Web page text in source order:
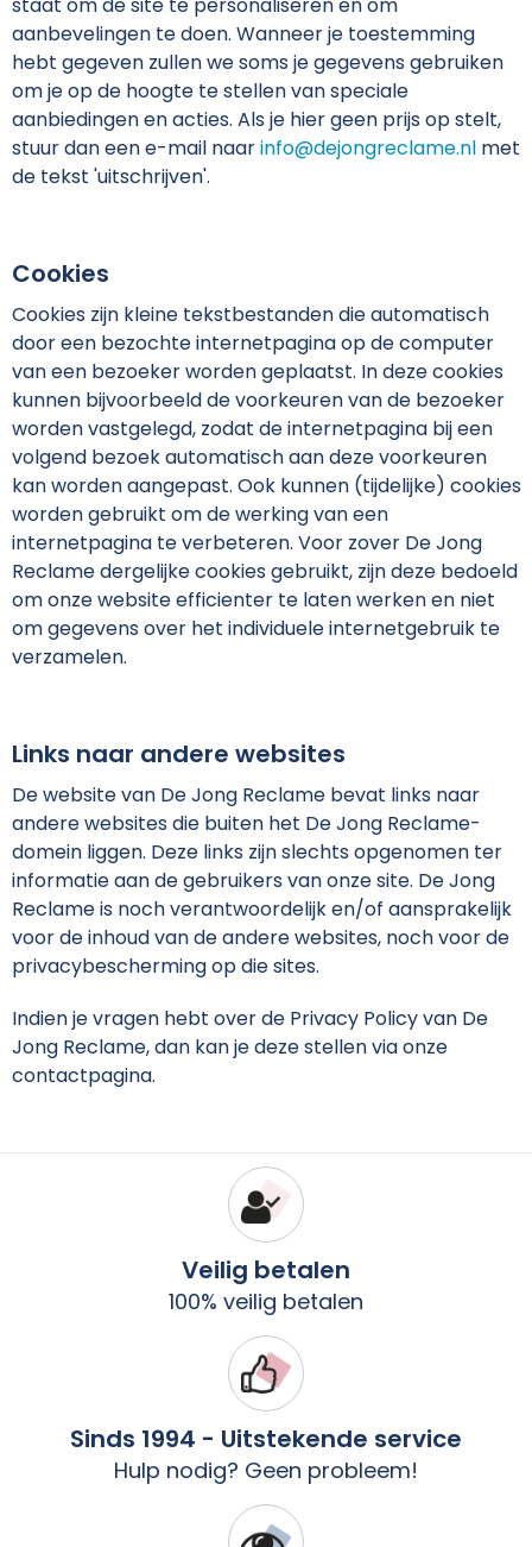
aanbevelingen te doen. Wanneer je toestemming
hebt gegeven zullen we soms je gegevens gebruiken
om je op de hoogte te stellen van speciale
aanbiedingen en acties. Als je hier geen prijs op stelt,
stuur dan een e-mail naarinfo@dejongreclame.nlmet
de tekst 'uitschrijven'.
Cookies
Cookies zijn kleine tekstbestanden die automatisch
door een bezochte internetpagina op de computer
van een bezoeker worden geplaatst. In deze cookies
kunnen bijvoorbeeld de voorkeuren van de bezoeker
worden vastgelegd, zodat de internetpagina bij een
volgend bezoek automatisch aan deze voorkeuren
kan worden aangepast. Ook kunnen (tijdelijke) cookies
worden gebruikt om de werking van een
internetpagina te verbeteren. Voor zover De Jong
Reclame dergelijke cookies gebruikt, zijn deze bedoeld
om onze website efficienter te laten werken en niet
om gegevens over het individuele internetgebruik te
verzamelen.
Links naar andere websites
De website van De Jong Reclame bevat links naar
andere websites die buiten het De Jong Reclame-
domein liggen. Deze links zijn slechts opgenomen ter
informatie aan de gebruikers van onze site. De Jong
Reclame is noch verantwoordelijk en/of aansprakelijk
voor de inhoud van de andere websites, noch voor de
privacybescherming op die sites.
Indien je vragen hebt over de Privacy Policy van De
Jong Reclame, dan kan je deze stellen via onze
contactpagina.
Veilig betalen
100% veilig betalen
Sinds 1994 - Uitstekende service
Hulp nodig? Geen probleem!